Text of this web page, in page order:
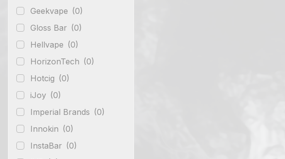
Geekvape (0)
Gloss Bar (0)
Hellvape (0)
HorizonTech (0)
Hotcig (0)
iJoy (0)
Imperial Brands (0)
Innokin (0)
InstaBar (0)